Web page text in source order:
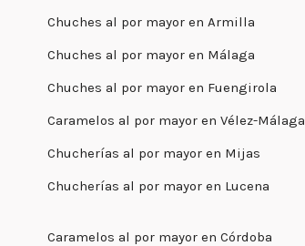
Chuches al por mayor en Armilla
Chuches al por mayor en Málaga
Chuches al por mayor en Fuengirola
Caramelos al por mayor en Vélez-Málaga
Chucherías al por mayor en Mijas
Chucherías al por mayor en Lucena
Caramelos al por mayor en Córdoba